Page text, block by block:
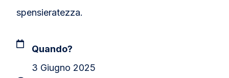
spensieratezza.
Quando?
3 Giugno 2025